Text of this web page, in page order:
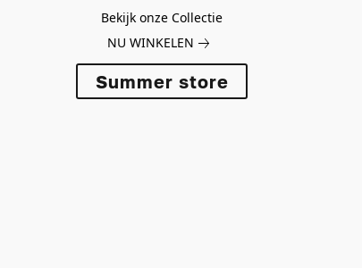
Bekijk onze Collectie
NU WINKELEN
Summer store